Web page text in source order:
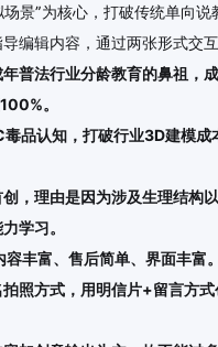
场景”为核心，打破传统单向说
导编辑内容，通过两张形式交
普法行业分龄教育的鼻祖，
。
毒品认知，打破行业3D建模
，理由是因为涉及生理结构
学习。
丰富、售后简单、界面丰富。
照方式，用明信片+留言方